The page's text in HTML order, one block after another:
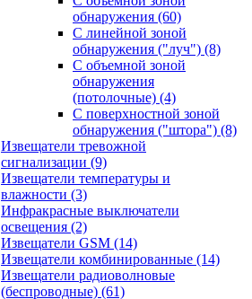
обнаружения (60)
С линейной зоной
обнаружения ("луч") (8)
С объемной зоной
обнаружения
(потолочные) (4)
С поверхностной зоной
обнаружения ("штора") (8)
Извещатели тревожной
сигнализации (9)
Извещатели температуры и
влажности (3)
Инфракрасные выключатели
освещения (2)
Извещатели GSM (14)
Извещатели комбинированные (14)
Извещатели радиоволновые
(беспроводные) (61)